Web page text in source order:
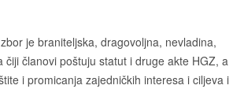
je braniteljska, dragovoljna, nevladina,
čiji članovi poštuju statut i druge akte HGZ, a
i promicanja zajedničkih interesa i ciljeva i